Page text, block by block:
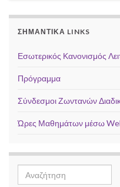
ΣΗΜΑΝΤΙΚΆ LINKS
Εσωτερικός Κανονισμός
Πρόγραμμα
Σύνδεσμοι Ζωντανών
Ώρες Μαθημάτων μέσω
Search